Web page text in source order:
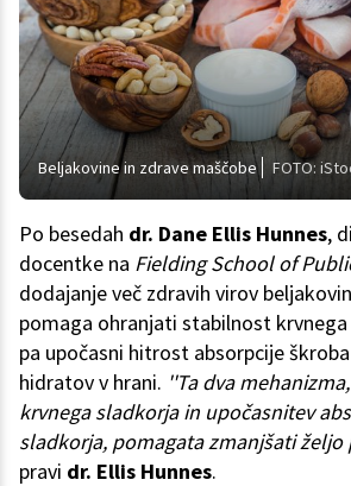
Beljakovine in zdrave maščobe FOTO:
Po besedah dr. Dane Ellis Hunnes,
docentke na Fielding School of
dodajanje več zdravih virov
pomaga ohranjati stabilnost
pa upočasni hitrost absorpcije
hidratov v hrani. ''Ta dva
krvnega sladkorja in upočasnitev
sladkorja, pomagata zmanjšati željo
pravi dr. Ellis Hunnes.